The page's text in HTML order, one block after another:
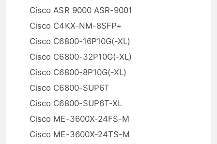
Cisco ASR 9000 ASR-9001
Cisco C4KX-NM-8SFP+
Cisco C6800-16P10G(-XL)
Cisco C6800-32P10G(-XL)
Cisco C6800-8P10G(-XL)
Cisco C6800-SUP6T
Cisco C6800-SUP6T-XL
Cisco ME-3600X-24FS-M
Cisco ME-3600X-24TS-M